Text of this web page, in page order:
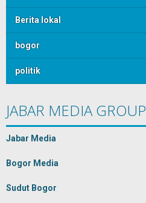
Berita lokal
bogor
politik
JABAR MEDIA GROUP
Jabar Media
Bogor Media
Sudut Bogor